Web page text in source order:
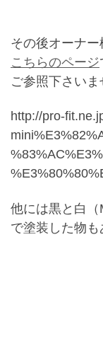
その後オーナー
こちらのページ
ご参照下さいま
http://pro-
他には黒と白（
で塗装した物も